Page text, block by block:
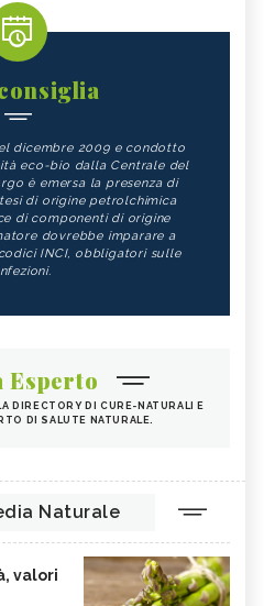
dicembre 2009 e condotto
eco-bio dalla Centrale del
è emersa la presenza di
di origine petrolchimica
di componenti di origine
dovrebbe imparare a
INCI, obbligatori sulle
Esperto
DIRECTORY DI CURE-NATURALI E
DI SALUTE NATURALE.
Naturale
valori